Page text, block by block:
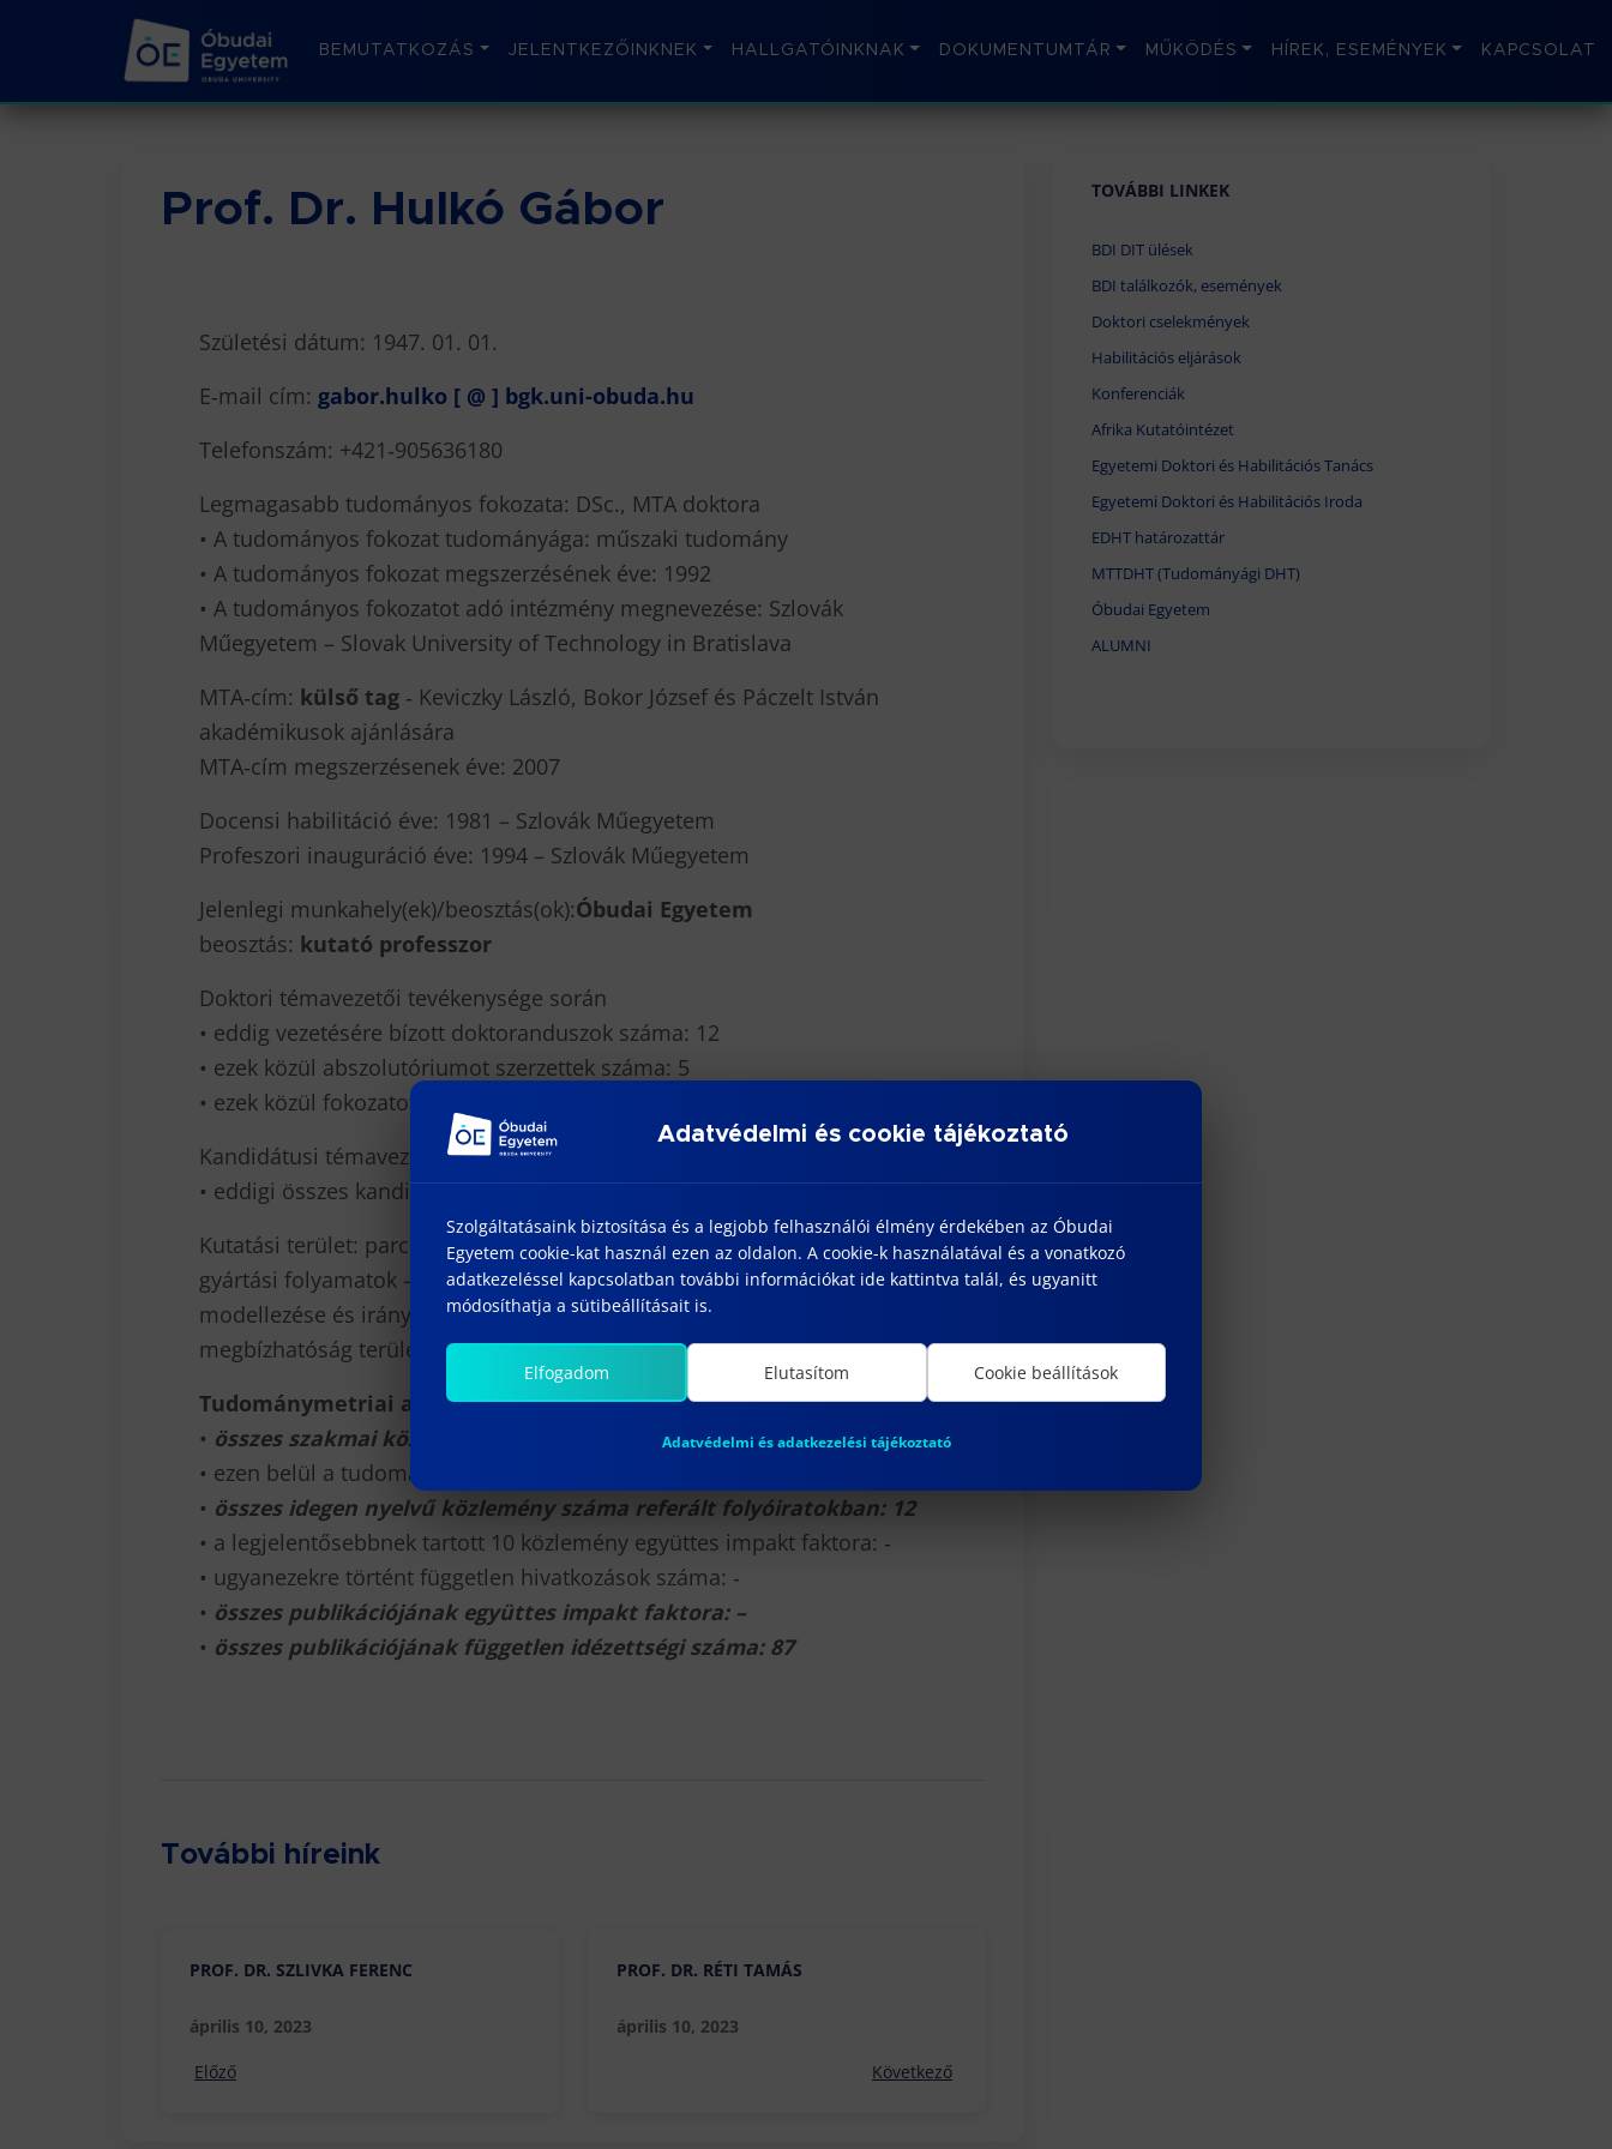
BEMUTATKOZÁS JELENTKEZŐINKNEK HALLGATÓINKNAK DOKUMENTUMTÁR MŰKÖDÉS HÍREK, ESEMÉNYEK KAPCSOLAT
Prof. Dr. Hulkó Gábor
Születési dátum: 1947. 01. 01.
E‐mail cím: gabor.hulko [ @ ] bgk.uni-obuda.hu
Telefonszám: +421‐905636180
Legmagasabb tudományos fokozata: DSc., MTA doktora
• A tudományos fokozat tudományága: műszaki tudomány
• A tudományos fokozat megszerzésének éve: 1992
• A tudományos fokozatot adó intézmény megnevezése: Szlovák
Műegyetem – Slovak University of Technology in Bratislava
MTA‐cím: külső tag ‐ Keviczky László, Bokor József és Páczelt István
akadémikusok ajánlására
MTA‐cím megszerzésenek éve: 2007
Docensi habilitáció éve: 1981 – Szlovák Műegyetem
Profeszori inauguráció éve: 1994 – Szlovák Műegyetem
Jelenlegi munkahely(ek)/beosztás(ok):Óbudai Egyetem
beosztás: kutató professzor
Doktori témavezetői tevékenysége során
• eddig vezetésére bízott doktoranduszok száma: 12
• ezek közül abszolutóriumot szerzettek száma: 5
• ezek közül fokozatot szerzettek száma: 3
Kandidátusi témavezetői tevékenysége során
• eddigi összes kandidátusi témavezetéseinek száma: 4
Kutatási terület: parciális differenciális egyenletekkel leírt technológiai és
gyártási folyamatok – mint megosztott paraméteres rendszerek
modellezése és irányítása a gyártási biztonság és technológiai
megbízhatóság területén.
Tudománymetriai adatok:
• összes szakmai közlemény száma: 200 felett
• ezen belül a tudományos monográfiák száma: 2
• összes idegen nyelvű közlemény száma referált folyóiratokban: 12
• a legjelentősebbnek tartott 10 közlemény együttes impakt faktora: ‐
• ugyanezekre történt független hivatkozások száma: ‐
• összes publikációjának együttes impakt faktora: –
• összes publikációjának független idézettségi száma: 87
További híreink
PROF. DR. SZLIVKA FERENC
április 10, 2023
Előző
PROF. DR. RÉTI TAMÁS
április 10, 2023
Következő
TOVÁBBI LINKEK
BDI DIT ülések
BDI találkozók, események
Doktori cselekmények
Habilitációs eljárások
Konferenciák
Afrika Kutatóintézet
Egyetemi Doktori és Habilitációs Tanács
Egyetemi Doktori és Habilitációs Iroda
EDHT határozattár
MTTDHT (Tudományági DHT)
Óbudai Egyetem
ALUMNI
Adatvédelmi és cookie tájékoztató
Szolgáltatásaink biztosítása és a legjobb felhasználói élmény érdekében az Óbudai
Egyetem cookie-kat használ ezen az oldalon. A cookie-k használatával és a vonatkozó
adatkezeléssel kapcsolatban további információkat ide kattintva talál, és ugyanitt
módosíthatja a sütibeállításait is.
Elfogadom Elutasítom Cookie beállítások
Adatvédelmi és adatkezelési tájékoztató